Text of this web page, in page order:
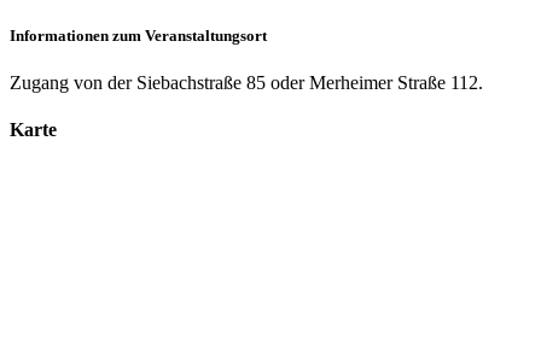
Informationen zum Veranstaltungsort
Zugang von der Siebachstraße 85 oder Merheimer Straße 112.
Karte